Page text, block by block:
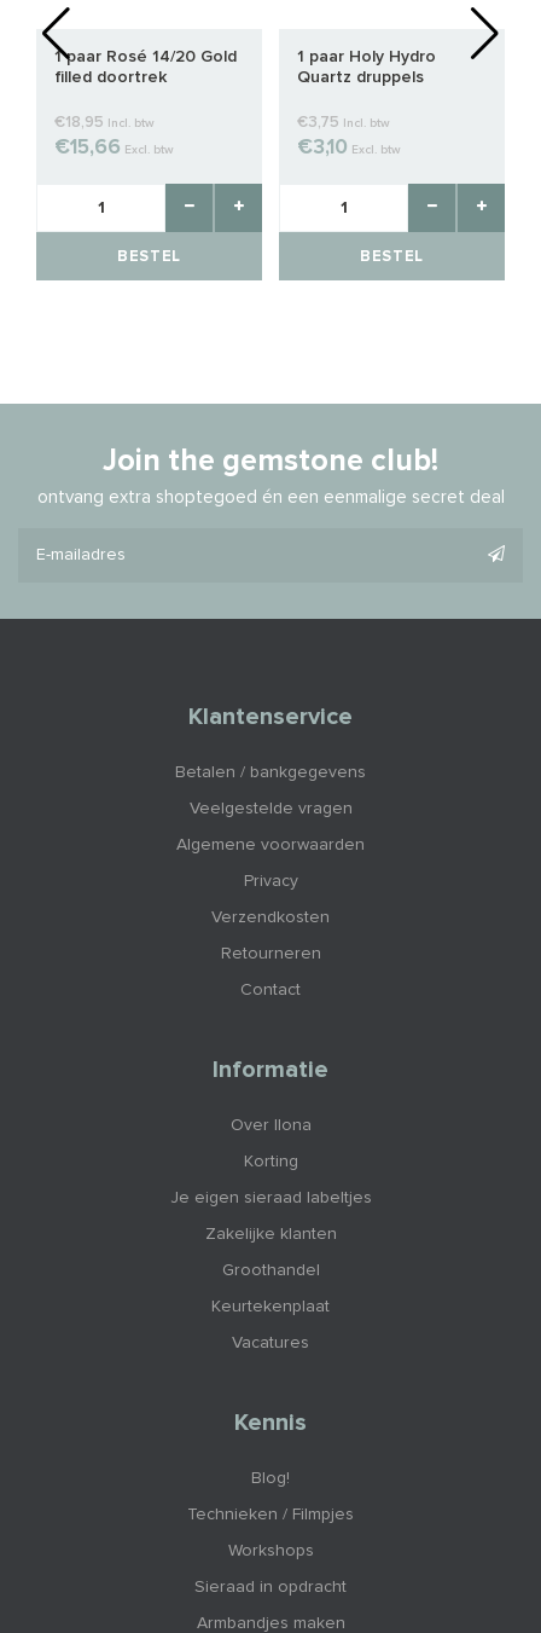
1 paar Rosé 14/20 Gold
filled doortrek
oogje ca. 8cm x0.6mm
€18,95 Incl. btw
€15,66 Excl. btw
BESTEL
1 paar Holy Hydro
Quartz druppels
€3,75 Incl. btw
€3,10 Excl. btw
BESTEL
Join the gemstone club!
ontvang extra shoptegoed én een eenmalige secret deal
Klantenservice
Betalen / bankgegevens
Veelgestelde vragen
Algemene voorwaarden
Privacy
Verzendkosten
Retourneren
Contact
Informatie
Over Ilona
Korting
Je eigen sieraad labeltjes
Zakelijke klanten
Groothandel
Keurtekenplaat
Vacatures
Kennis
Blog!
Technieken / Filmpjes
Workshops
Sieraad in opdracht
Armbandjes maken